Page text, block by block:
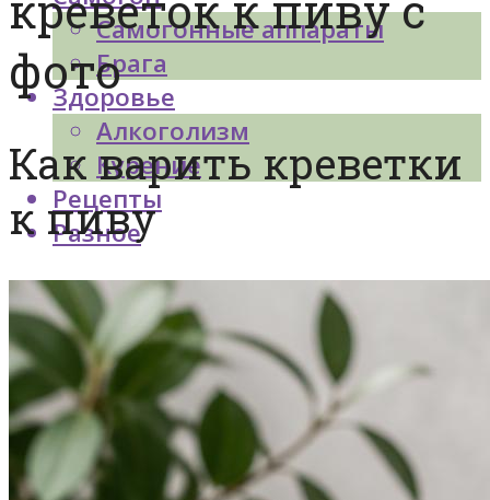
Самогонные аппараты
Брага
Здоровье
Алкоголизм
Курение
Рецепты
Разное
Меню
фото
Как варить креветки
к пиву